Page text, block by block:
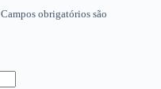
Campos obrigatórios são